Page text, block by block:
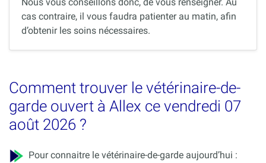
cas contraire, il vous faudra patienter au matin, afin
d’obtenir les soins nécessaires.
Comment trouver le vétérinaire-de-
garde ouvert à Allex ce vendredi 07
août 2026 ?
Pour connaitre le vétérinaire-de-garde aujourd’hui :